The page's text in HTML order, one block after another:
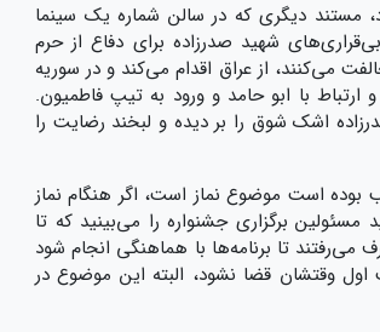
مستند دیگری که در سالن شماره یک سینما
شهید صدرزاده برای دفاع از حرم
می‌کنند، از عراق اقدام می‌کند و در سوریه
با ابو حامد و ورود به تیپ فاطمیون.
اشک شوق را بر دیده و لبخند رضایت را
بوده است موضوع نماز است، اگر هنگام نماز
برگزاری جشنواره را می‌بینید که تا
تا برنامه‌ها با هماهنگی انجام شود
اول وقتشان قضا نشود، البته این موضوع در